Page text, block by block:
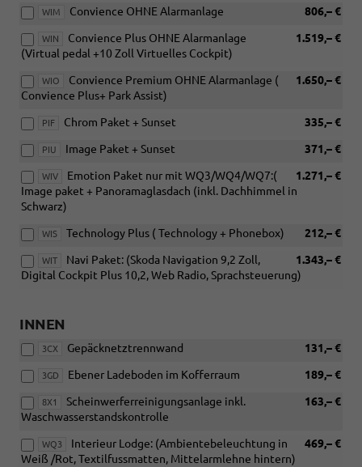
WIM 806,– €
Convience OHNE Alarmanlage
WIN 1.519,– €
Convience Plus OHNE Alarmanlage
(Virtual pedal +10 Zoll Virtuelles Cockpit)
WIO 1.650,– €
Convience Premium OHNE Alarmanlage (
Convience Plus+ Park Assist)
PIF 335,– €
Chrom Paket + Sunset
PIU 371,– €
Image Paket + Sunset
WIV 1.271,– €
Emotion Paket nur mit WQ3/WQ4/WQ7:(
Image paket + Panoramaglasdach (inkl. Dachhimmel in
Schwarz)
WIS 212,– €
Technology Plus ( Technology + Phonebox)
WIT 1.343,– €
Navi Paket: (Skoda Navigation 9,2 Zoll,
Digital Cockpit Plus 10,2, Web Radio, Sprachsteuerung)
INNEN
3CX 131,– €
Gepäcknetztrennwand
3GD 189,– €
Ebener Ladeboden im Kofferraum
8X1 163,– €
Scheinwerferreinigungsanlage inkl.
Waschwasserstandskontrolle
WQ3 469,– €
Interieur Lodge: (Ambientebeleuchtung in
Weiß /Rot, Textilfussmatten, Mittelarmlehne hintern)